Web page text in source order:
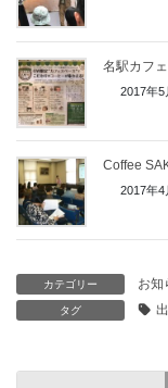
名駅カフ
2017年5
Coffee
2017年4
カテゴリー お知
タグ